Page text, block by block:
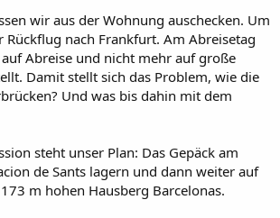
wir aus der Wohnung auschecken. Um
Rückflug nach Frankfurt. Am Abreisetag
Abreise und nicht mehr auf große
Damit stellt sich das Problem, wie die
Und was bis dahin mit dem
steht unser Plan: Das Gepäck am
de Sants lagern und dann weiter auf
m hohen Hausberg Barcelonas.